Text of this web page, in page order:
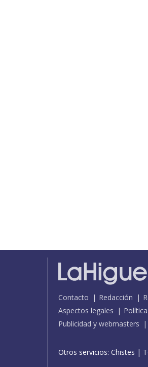
Contacto Redacción
Aspectos legales
Publicidad y webmasters
Otros servicios: Chistes |